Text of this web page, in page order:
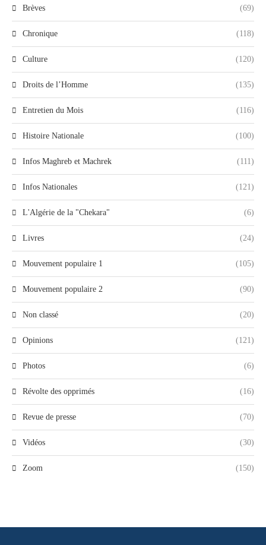
Brèves (69)
Chronique (118)
Culture (120)
Droits de l’Homme (135)
Entretien du Mois (116)
Histoire Nationale (100)
Infos Maghreb et Machrek (111)
Infos Nationales (121)
L'Algérie de la "Chekara" (6)
Livres (24)
Mouvement populaire 1 (105)
Mouvement populaire 2 (90)
Non classé (20)
Opinions (121)
Photos (6)
Révolte des opprimés (16)
Revue de presse (70)
Vidéos (30)
Zoom (150)